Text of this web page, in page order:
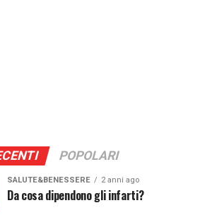
POPOLARI
SALUTE&BENESSERE 2 anni ago
Da cosa dipendono gli infarti?